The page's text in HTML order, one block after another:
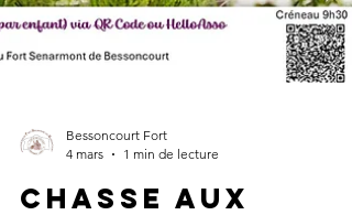
Bessoncourt Fort